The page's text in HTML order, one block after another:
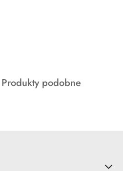
Produkty
Produkty podobne